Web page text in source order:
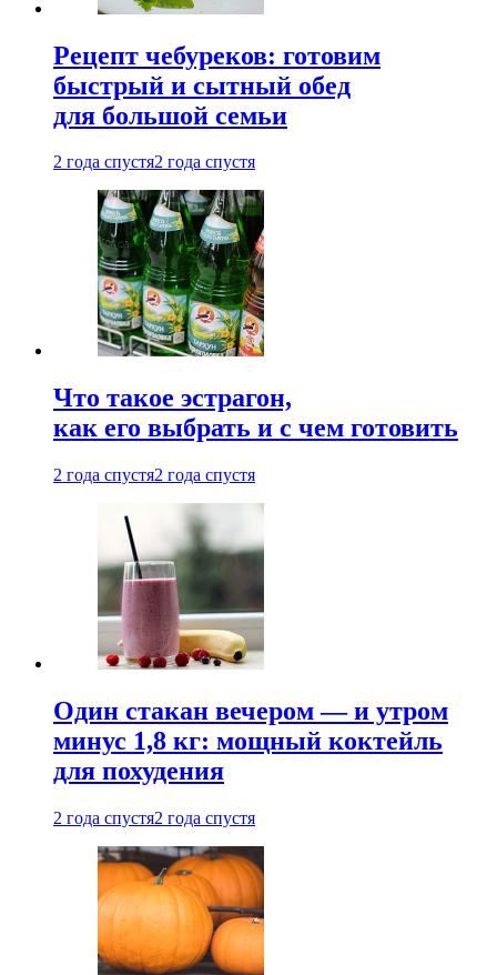
Рецепт чебуреков: готовим
быстрый и сытный обед
для большой семьи
2 года спустя2 года спустя
Что такое эстрагон,
как его выбрать и с чем готовить
2 года спустя2 года спустя
Один стакан вечером — и утром
минус 1,8 кг: мощный коктейль
для похудения
2 года спустя2 года спустя